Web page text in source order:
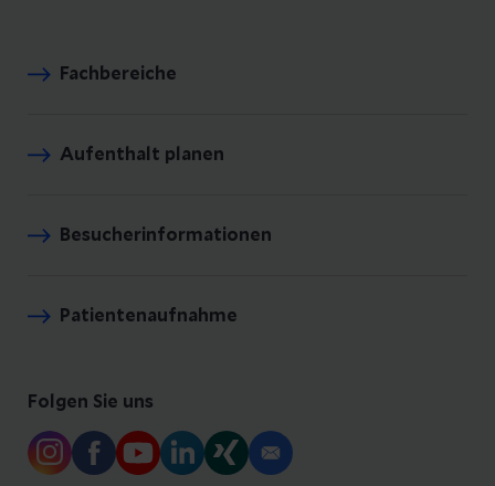
Fachbereiche
Aufenthalt planen
Besucherinformationen
Patientenaufnahme
Folgen Sie uns